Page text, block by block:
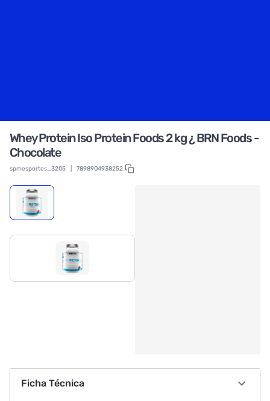
Whey Protein Iso Protein Foods 2 kg ¿ BRN Foods -
Chocolate
spmesportes_3205 7898904938252
Ficha Técnica